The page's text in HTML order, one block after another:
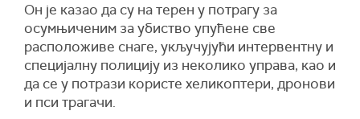
Он је казао да су на терен у потрагу за
осумњиченим за убиство упућене све
расположиве снаге, укључујући интервентну и
специјалну полицију из неколико управа, као и
да се у потрази користе хеликоптери, дронови
и пси трагачи.